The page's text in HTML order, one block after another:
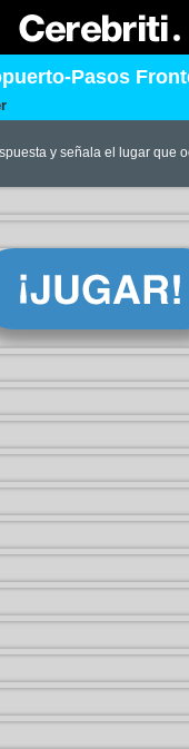
Pasos
y señala el lugar que